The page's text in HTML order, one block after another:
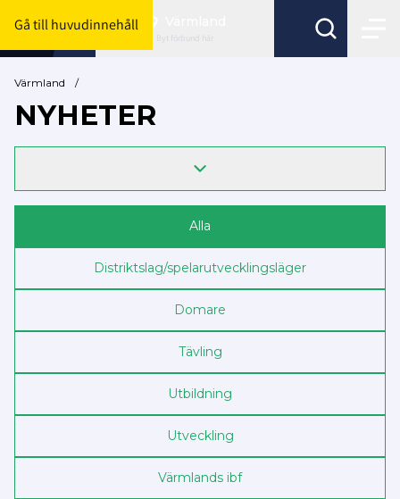
Gå till huvudinnehåll
Byt förbund här
Värmland /
NYHETER
Alla
Distriktslag/spelarutvecklingsläger
Domare
Tävling
Utbildning
Utveckling
Värmlands ibf